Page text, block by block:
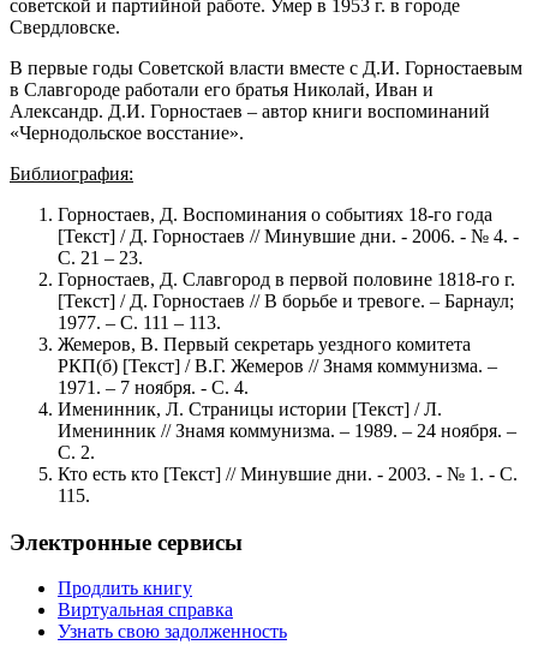
советской и партийной работе. Умер в 1953 г. в городе
Свердловске.
В первые годы Советской власти вместе с Д.И. Горностаевым
в Славгороде работали его братья Николай, Иван и
Александр. Д.И. Горностаев – автор книги воспоминаний
«Чернодольское восстание».
Библиография:
Горностаев, Д. Воспоминания о событиях 18-го года
[Текст] / Д. Горностаев // Минувшие дни. - 2006. - № 4. -
С. 21 – 23.
Горностаев, Д. Славгород в первой половине 1818-го г.
[Текст] / Д. Горностаев // В борьбе и тревоге. – Барнаул;
1977. – С. 111 – 113.
Жемеров, В. Первый секретарь уездного комитета
РКП(б) [Текст] / В.Г. Жемеров // Знамя коммунизма. –
1971. – 7 ноября. - С. 4.
Именинник, Л. Страницы истории [Текст] / Л.
Именинник // Знамя коммунизма. – 1989. – 24 ноября. –
С. 2.
Кто есть кто [Текст] // Минувшие дни. - 2003. - № 1. - С.
115.
Электронные сервисы
Продлить книгу
Виртуальная справка
Узнать свою задолженность